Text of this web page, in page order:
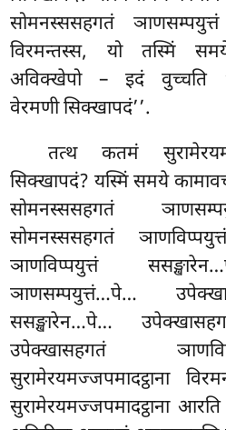
सोमनस्ससहगतं ञाणसम्पयुत्तं
विरमन्तस्स, यो तस्मिं
अविक्खेपो – इदं वुच्चति
वेरमणी सिक्खापदं’’.
तत्थ कतमं
सिक्खापदं? यस्मिं समये
सोमनस्ससहगतं
सोमनस्ससहगतं
ञाणविप्पयुत्तं
ञाणसम्पयुत्तं…पे…
ससङ्खारेन…पे…
उपेक्खासहगतं
सुरामेरयमज्जपमादट्ठाना
सुरामेरयमज्जपमादट्ठाना आरति